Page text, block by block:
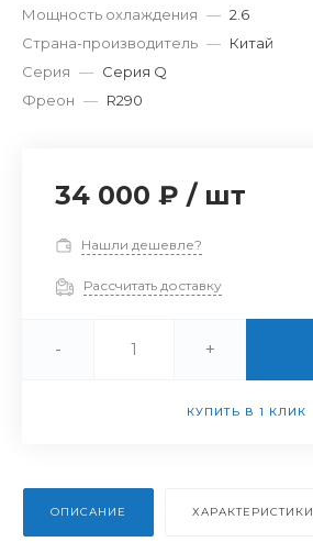
Мощность охлаждения — 2.6
Страна-производитель — Китай
Серия — Серия Q
Фреон — R290
34 000 ₽ / шт
Нашли дешевле?
Рассчитать доставку
- +
КУПИТЬ В 1 КЛИК
ОПИСАНИЕ ХАРАКТЕРИСТИКИ